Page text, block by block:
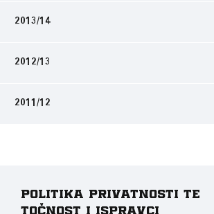
2013/14
2012/13
2011/12
Politika privatnosti te
točnost i ispravci